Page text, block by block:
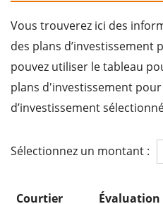
Vous trouverez ici des
des plans d’investissement
pouvez utiliser le tableau
plans d'investissement
d’investissement
Sélectionnez un montant :
Courtier Évaluation